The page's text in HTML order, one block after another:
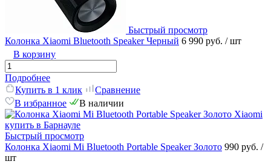
Быстрый просмотр
Колонка Xiaomi Bluetooth Speaker Черный 6 990 руб. / шт
В корзину
Подробнее
Купить в 1 клик
Сравнение
В избранное
В наличии
Быстрый просмотр
Колонка Xiaomi Mi Bluetooth Portable Speaker Золото 990 руб. /
шт